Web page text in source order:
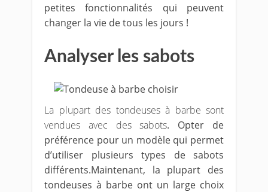
petites fonctionnalités qui peuvent
changer la vie de tous les jours !
Analyser les sabots
La plupart des tondeuses à barbe sont
vendues avec des sabots. Opter de
préférence pour un modèle qui permet
d’utiliser plusieurs types de sabots
différents.Maintenant, la plupart des
tondeuses à barbe ont un large choix